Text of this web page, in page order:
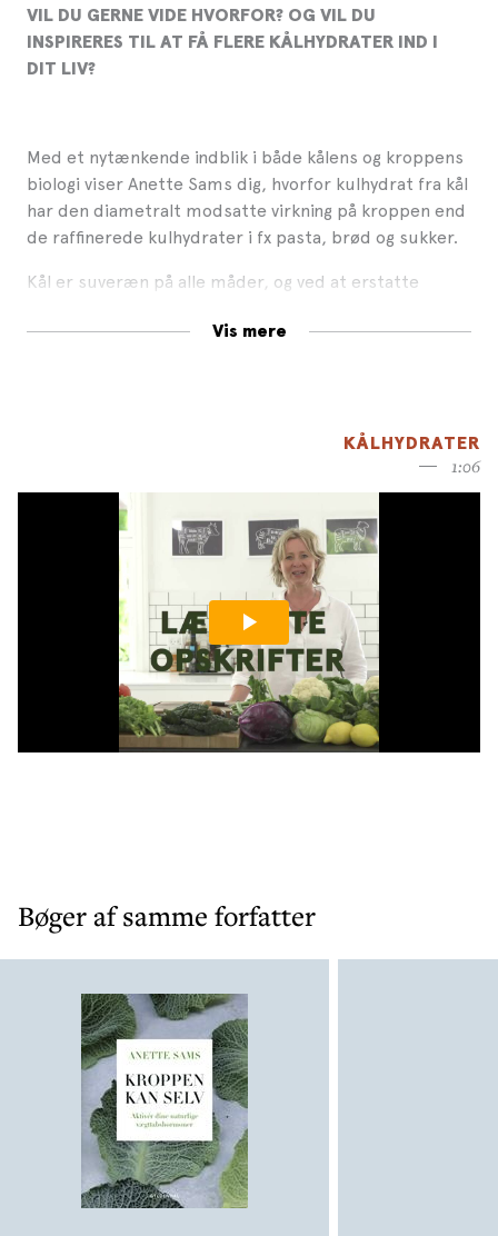
VIL DU GERNE VIDE HVORFOR? OG VIL DU
INSPIRERES TIL AT FÅ FLERE KÅLHYDRATER IND I
DIT LIV?
Med et nytænkende indblik i både kålens og kroppens
biologi viser Anette Sams dig, hvorfor kulhydrat fra kål
har den diametralt modsatte virkning på kroppen end
de raffinerede kulhydrater i fx pasta, brød og sukker.
Kål er suveræn på alle måder, og ved at erstatte
mikroorganismerne hele vejen igennem dit
Kort sagt: Udskift raffinerede kulhydrater med
insulinresistens, overvægt og livsstilssygdomme.
Som hjælp til at få flere kålhydrater i dit liv får du 50
lækre, nemme og velsmagende opskrifter udviklet af
Jane Faerber. For kål er ikke bare sund, den er også en
mester i et køkken: Den kan være sprød, blød,
cremet, skarp, smagfuld. Den kan koges, hakkes,
steges, blendes. Uden at miste sine fantastiske evner.
Og så er kål bæredygtig, fordi den kan dyrkes
Vis mere
KÅLHYDRATER
1:06
Bøger af samme forfatter